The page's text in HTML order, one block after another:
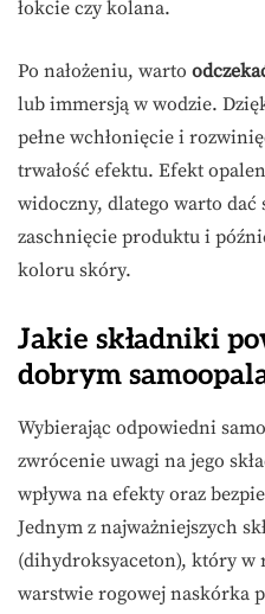
łokcie czy kolana.
Po nałożeniu, warto
lub immersją w wodzie.
pełne wchłonięcie i
trwałość efektu. Efekt
widoczny, dlatego warto dać
zaschnięcie produktu i
koloru skóry.
Jakie składniki
dobrym
Wybierając odpowiedni
zwrócenie uwagi na jego
wpływa na efekty oraz
Jednym z najważniejszych
(dihydroksyaceton), który w
warstwie rogowej naskórka